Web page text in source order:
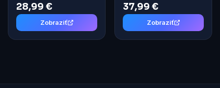
28,99 €
Zobraziť
37,99 €
Zobraziť